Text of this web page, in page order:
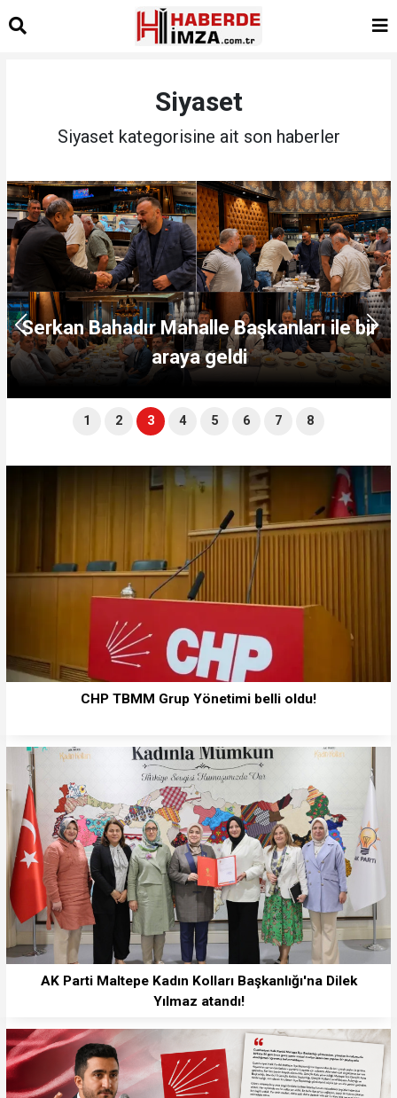
Siyaset
Siyaset kategorisine ait son haberler
Serkan Bahadır Mahalle Başkanları ile bir
araya geldi
1 2 3 4 5 6 7 8
CHP TBMM Grup Yönetimi belli oldu!
AK Parti Maltepe Kadın Kolları Başkanlığı'na Dilek
Yılmaz atandı!